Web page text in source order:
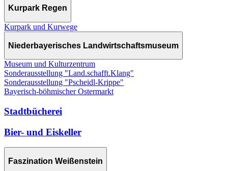
Kurpark Regen
Kurpark und Kurwege
Niederbayerisches Landwirtschaftsmuseum
Museum und Kulturzentrum
Sonderausstellung "Land.schafft.Klang"
Sonderausstellung "Pscheidl-Krippe"
Bayerisch-böhmischer Ostermarkt
Stadtbücherei
Bier- und Eiskeller
Faszination Weißenstein